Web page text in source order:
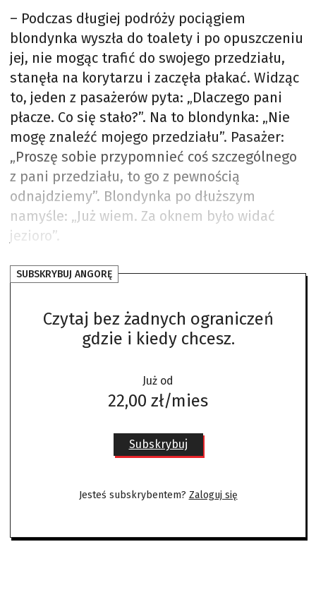
– Podczas długiej podróży pociągiem
blondynka wyszła do toalety i po opuszczeniu
jej, nie mogąc trafić do swojego przedziału,
stanęła na korytarzu i zaczęła płakać. Widząc
to, jeden z pasażerów pyta: „Dlaczego pani
płacze. Co się stało?”. Na to blondynka: „Nie
mogę znaleźć mojego przedziału”. Pasażer:
„Proszę sobie przypomnieć coś szczególnego
z pani przedziału, to go z pewnością
odnajdziemy”. Blondynka po dłuższym
namyśle: „Już wiem. Za oknem było widać
jezioro”.
SUBSKRYBUJ ANGORĘ
Czytaj bez żadnych ograniczeń
gdzie i kiedy chcesz.
Już od
22,00 zł/mies
Subskrybuj
Jesteś subskrybentem? Zaloguj się